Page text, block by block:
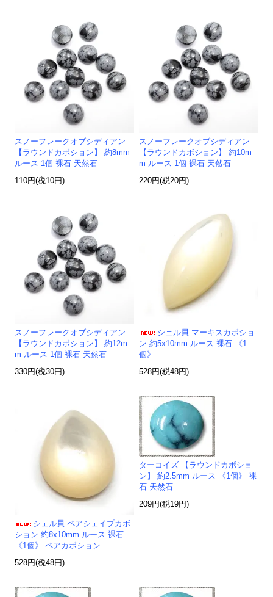
スノーフレークオブシディアン
【ラウンドカボション】 約8mm
ルース 1個 裸石 天然石
110円(税10円)
スノーフレークオブシディアン
【ラウンドカボション】 約10m
m ルース 1個 裸石 天然石
220円(税20円)
スノーフレークオブシディアン
【ラウンドカボション】 約12m
m ルース 1個 裸石 天然石
330円(税30円)
シェル貝 マーキスカボショ
ン 約5x10mm ルース 裸石 《1
個》
528円(税48円)
シェル貝 ペアシェイプカボ
ション 約8x10mm ルース 裸石
《1個》 ペアカボション
528円(税48円)
ターコイズ 【ラウンドカボショ
ン】 約2.5mm ルース 《1個》 裸
石 天然石
209円(税19円)